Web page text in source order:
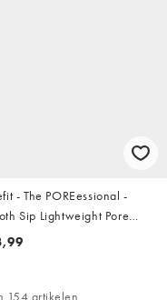
- The POREessional -
Sip Lightweight Pore
Moisturiser 50Ml
154 artikelen